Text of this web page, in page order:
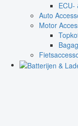
ECU-
Auto
Motor